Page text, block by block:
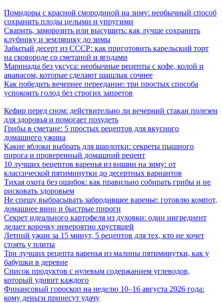
Помидоры с красной смородиной на зиму: необычный способ
сохранить плоды целыми и упругими
Сварить, заморозить или высушить: как лучше сохранить
клубнику и землянику до зимы
Забытый десерт из СССР: как приготовить карельский торт
на сковороде со сметаной и ягодами
Маринады без уксуса: необычные рецепты с кофе, колой и
ананасом, которые сделают шашлык сочнее
Как победить вечернее переедание: три простых способа
успокоить голод без строгих запретов
Кефир перед сном: действительно ли вечерний стакан полезен
для здоровья и помогает похудеть
Грибы в сметане: 5 простых рецептов для вкусного
домашнего ужина
Какие яблоки выбрать для шарлотки: секреты пышного
пирога и проверенный домашний рецепт
10 лучших рецептов варенья из вишни на зиму: от
классической пятиминутки до десертных вариантов
Тихая охота без ошибок: как правильно собирать грибы и не
рисковать здоровьем
Не спешу выбрасывать забродившее варенье: готовлю компот,
домашнее вино и быстрые пироги
Секрет идеального картофеля из духовки: один ингредиент
делает корочку невероятно хрустящей
Летний ужин за 15 минут, 5 рецептов для тех, кто не хочет
стоять у плиты
Три лучших рецепта варенья из малины пятиминутки, как у
бабушки в деревне
Список продуктов с нулевым содержанием углеводов,
который удивит каждого
Финансовый гороскоп на неделю 10–16 августа 2026 года:
кому деньги принесут удачу